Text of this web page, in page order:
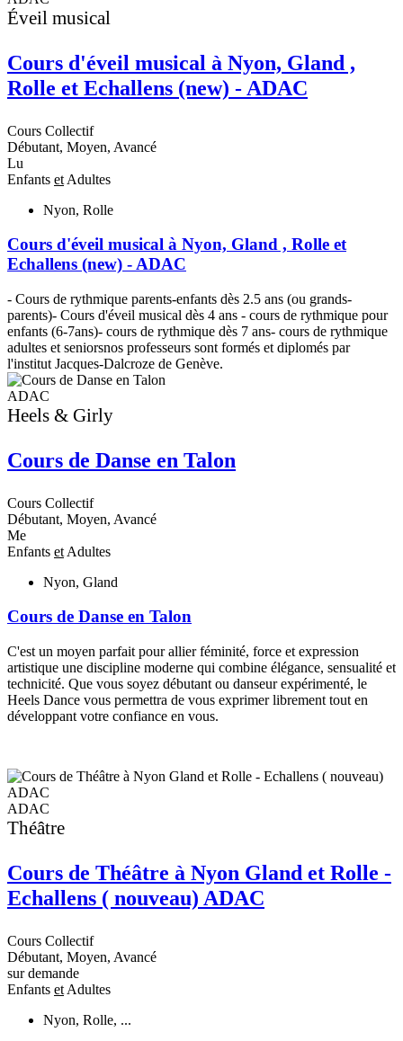
Éveil musical
Cours d'éveil musical à Nyon, Gland ,
Rolle et Echallens (new) - ADAC
Cours Collectif
Débutant, Moyen, Avancé
Lu
Enfants et Adultes
Nyon, Rolle
Cours d'éveil musical à Nyon, Gland , Rolle et
Echallens (new) - ADAC
- Cours de rythmique parents-enfants dès 2.5 ans (ou grands-
parents)- Cours d'éveil musical dès 4 ans - cours de rythmique pour
enfants (6-7ans)- cours de rythmique dès 7 ans- cours de rythmique
adultes et seniorsnos professeurs sont formés et diplomés par
l'institut Jacques-Dalcroze de Genève.
ADAC
Heels & Girly
Cours de Danse en Talon
Cours Collectif
Débutant, Moyen, Avancé
Me
Enfants et Adultes
Nyon, Gland
Cours de Danse en Talon
C'est un moyen parfait pour allier féminité, force et expression
artistique une discipline moderne qui combine élégance, sensualité et
technicité. Que vous soyez débutant ou danseur expérimenté, le
Heels Dance vous permettra de vous exprimer librement tout en
développant votre confiance en vous.
ADAC
Théâtre
Cours de Théâtre à Nyon Gland et Rolle -
Echallens ( nouveau) ADAC
Cours Collectif
Débutant, Moyen, Avancé
sur demande
Enfants et Adultes
Nyon, Rolle, ...